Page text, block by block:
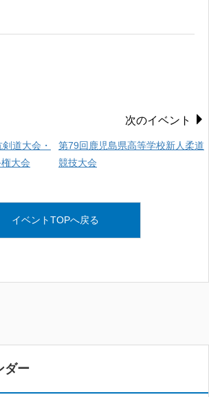
道大会・
大会
次のイベント
第79回鹿児島県高等学校新人柔道
競技大会
イベントTOPへ戻る
ダー